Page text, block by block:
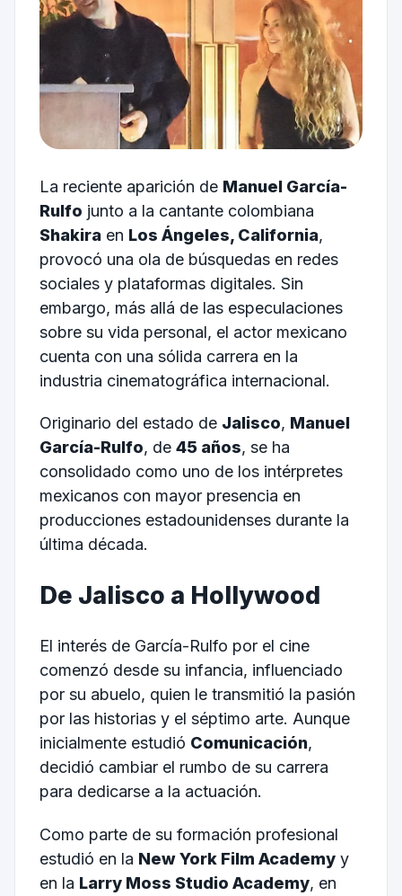
La reciente aparición de Manuel García-
Rulfo junto a la cantante colombiana
Shakiraen Los Ángeles, California,
provocó una ola de búsquedas en redes
sociales y plataformas digitales. Sin
embargo, más allá de las especulaciones
sobre su vida personal, el actor mexicano
cuenta con una sólida carrera en la
industria cinematográfica internacional.
Originario del estado de Jalisco, Manuel
García-Rulfo, de 45 años, se ha
consolidado como uno de los intérpretes
mexicanos con mayor presencia en
producciones estadounidenses durante la
última década.
De Jalisco a Hollywood
El interés de García-Rulfo por el cine
comenzó desde su infancia, influenciado
por su abuelo, quien le transmitió la pasión
por las historias y el séptimo arte. Aunque
inicialmente estudió Comunicación,
decidió cambiar el rumbo de su carrera
para dedicarse a la actuación.
Como parte de su formación profesional
estudió en la New York Film Academyy
en la Larry Moss Studio Academy, en